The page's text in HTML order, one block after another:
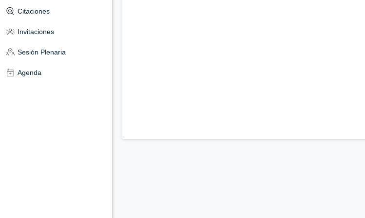
Citaciones
Invitaciones
Sesión Plenaria
Agenda